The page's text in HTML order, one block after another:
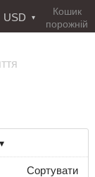
Кошик
порожній
USD
Сортувати